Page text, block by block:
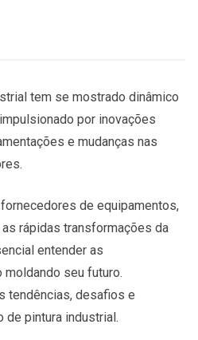
tem se mostrado dinâmico
por inovações
e mudanças nas
de equipamentos,
rápidas transformações da
entender as
seu futuro.
tendências, desafios e
de pintura industrial.